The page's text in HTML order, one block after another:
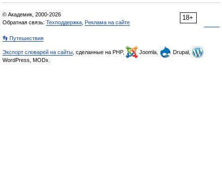
18+
© Академик, 2000-2026
Обратная связь: Техподдержка Реклама на сайте
👣 Путешествия
Экспорт словарей на сайты , сделанные на PHP, Joomla,
Drupal,
WordPress, MODx.